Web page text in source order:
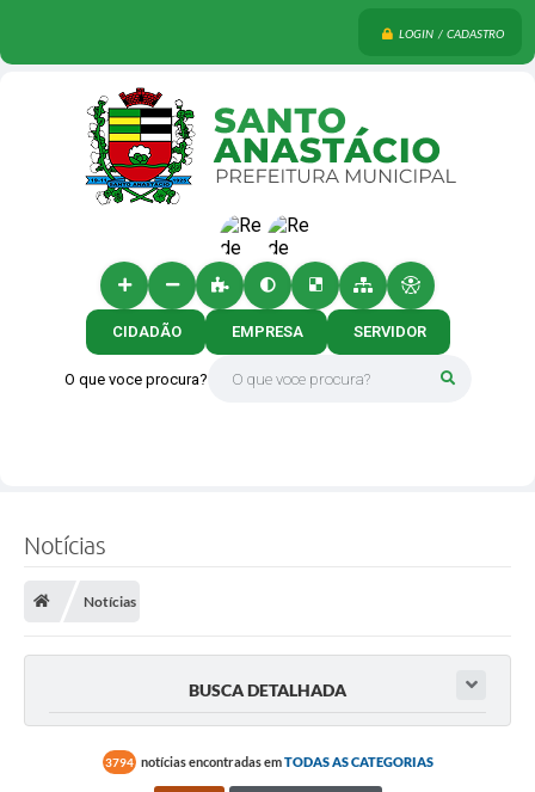
LOGIN / CADASTRO
O que voce procura?
CIDADÃO EMPRESA SERVIDOR
Notícias
Notícias
BUSCA DETALHADA
3794 notícias encontradas emTODAS AS CATEGORIAS